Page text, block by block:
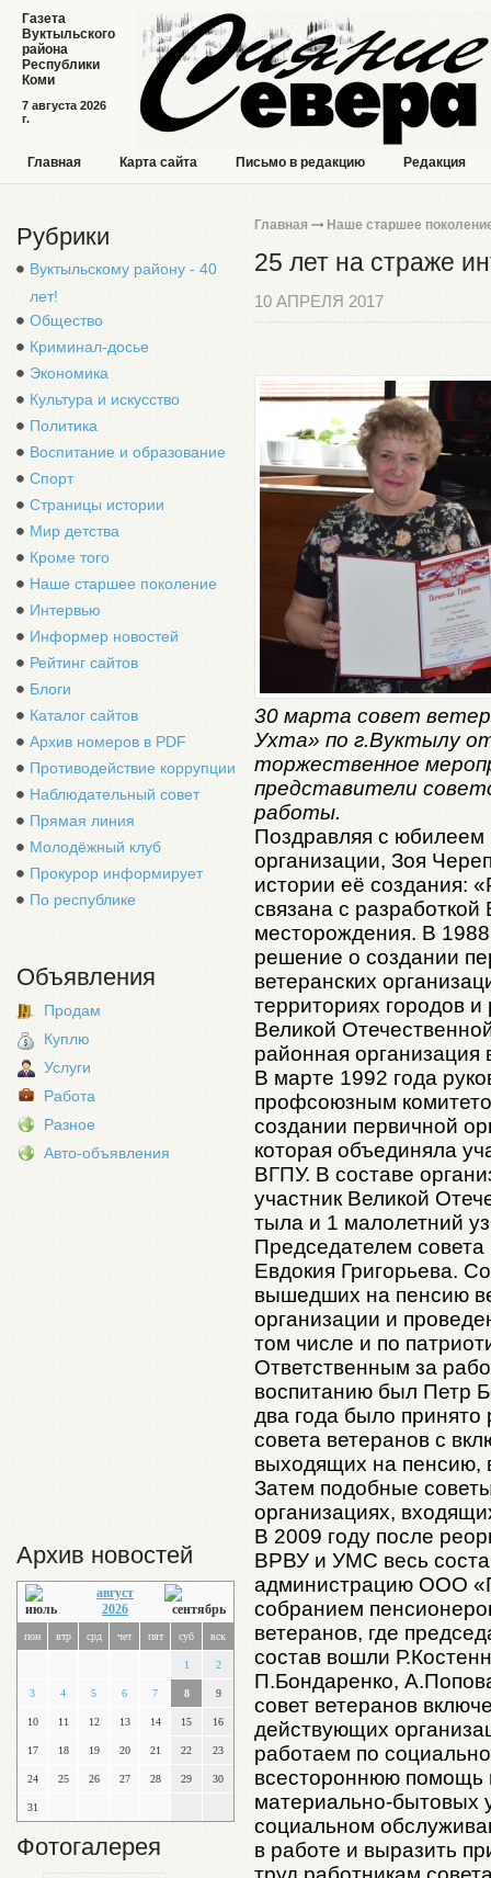
7 августа 2026
г.
Газета
Вуктыльского
района
Республики
Коми
Главная Карта сайта Письмо в редакцию Редакция
Рубрики
Вуктыльскому району - 40
лет!
Общество
Криминал-досье
Экономика
Культура и искусство
Политика
Воспитание и образование
Спорт
Страницы истории
Мир детства
Кроме того
Наше старшее поколение
Интервью
Информер новостей
Рейтинг сайтов
Блоги
Каталог сайтов
Архив номеров в PDF
Противодействие коррупции
Наблюдательный совет
Прямая линия
Молодёжный клуб
Прокурор информирует
По республике
Объявления
Продам
Куплю
Услуги
Работа
Разное
Авто-объявления
Архив новостей
август
2026
пон втр срд чет пят суб вск
1 2
3 4 5 6 7 8 9
10 11 12 13 14 15 16
17 18 19 20 21 22 23
24 25 26 27 28 29 30
31
Фотогалерея
Главная Наше старшее
25 лет на страже
10 АПРЕЛЯ 2017
30 марта совет
Ухта» по г.Вуктылу
торжественное
представители
работы.
Поздравляя с юбилеем
организации, Зоя
истории её создания:
связана с разработкой
месторождения. В
решение о создании
ветеранских
территориях городов
Великой
районная организация
В марте 1992 года
профсоюзным
создании первичной
которая объединяла
ВГПУ. В составе
участник Великой
тыла и 1 малолетний
Председателем
Евдокия Григорьева.
вышедших на пенсию
организации и
том числе и по
Ответственным за
воспитанию был Петр
два года было
совета ветеранов с
выходящих на пенсию,
Затем подобные
организациях,
В 2009 году после
ВРВУ и УМС весь
администрацию ООО
собранием
ветеранов, где
состав вошли
П.Бондаренко,
совет ветеранов
действующих
работаем по
всестороннюю помощь
материально-бытовых
социальном
в работе и выразить